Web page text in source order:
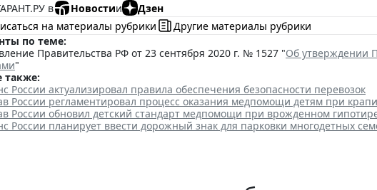
в
Новостии
Дзен
на материалы рубрики
Другие материалы рубрики
по теме:
Правительства РФ от 23 сентября 2020 г. № 1527 "Об утверждении
"
также:
России актуализировал правила обеспечения безопасности перевозок
России регламентировал процесс оказания медпомощи детям при
России обновил детский стандарт медпомощи при врожденном
России планирует ввести дорожный знак для парковки многодетных